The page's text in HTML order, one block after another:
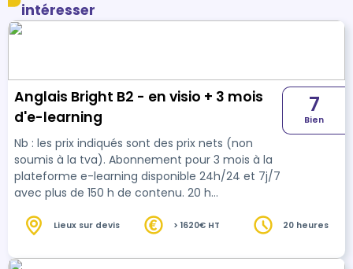
intéresser
Anglais Bright B2 - en visio + 3 mois
d'e-learning
Nb : les prix indiqués sont des prix nets (non
soumis à la tva). Abonnement pour 3 mois à la
plateforme e-learning disponible 24h/24 et 7j/7
avec plus de 150 h de contenu. 20 h
formatrice. Nb: Les heures de formation
donnés à titre indicatif, nous adaptons la
7
Bien
Lieux sur devis > 1620€ HT 20 heures